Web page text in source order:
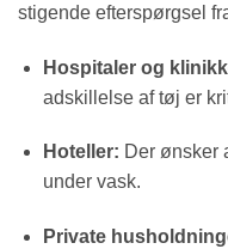
stigende efterspørgsel
Hospitaler og
adskillelse af tøj er
Hoteller: Der ønsker
under vask.
Private